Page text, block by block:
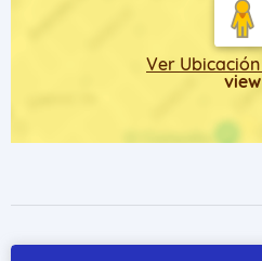
Ver Ubicación
view